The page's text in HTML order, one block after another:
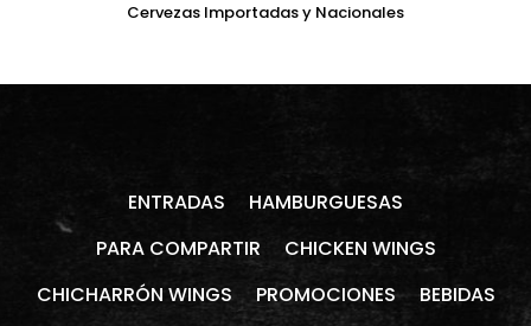
Cervezas Importadas y Nacionales
ENTRADAS
HAMBURGUESAS
PARA COMPARTIR
CHICKEN WINGS
CHICHARRÓN WINGS
PROMOCIONES BEBIDAS